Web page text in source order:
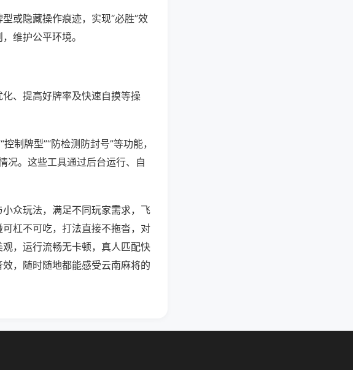
或隐藏操作痕迹，实现“必胜”效
维护公平环境。
、提高好牌率及快速自摸等操
制牌型”“防检测防封号”等功能，
况。这些工具通过后台运行、自
众玩法，满足不同玩家需求，飞
杠不可吃，打法直接不拖沓，对
，运行流畅无卡顿，真人匹配快
，随时随地都能感受云南麻将的